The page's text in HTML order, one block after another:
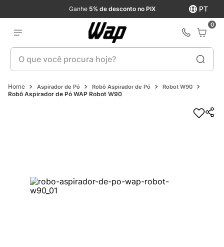
PT
Ganhe 5% de desconto no PIX
0
O que você procura hoje?
Aspirador de Pó Robô Aspirador de Pó Robot W90
Robô Aspirador de Pó WAP Robot W90